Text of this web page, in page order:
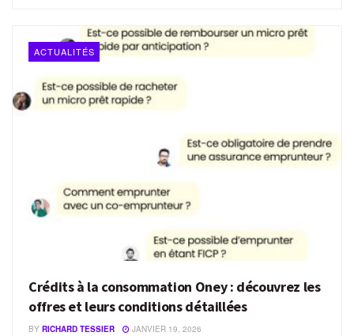
ACTUALITÉS
Crédits à la consommation Oney : découvrez les
offres et leurs conditions détaillées
BY RICHARD TESSIER JANVIER 19, 2026